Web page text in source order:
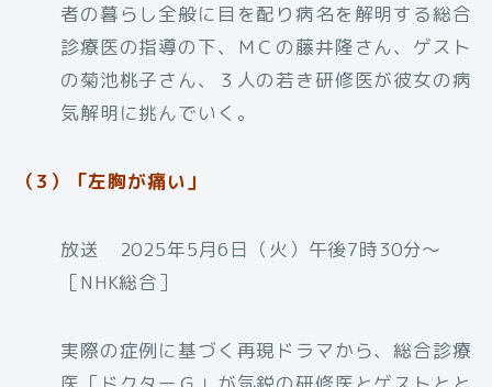
者の暮らし全般に目を配り病名を解明する総合
診療医の指導の下、ＭＣの藤井隆さん、ゲスト
の菊池桃子さん、３人の若き研修医が彼女の病
気解明に挑んでいく。
（3）「左胸が痛い」
放送 2025年5月6日（火）午後7時30分〜
［NHK総合］
実際の症例に基づく再現ドラマから、総合診療